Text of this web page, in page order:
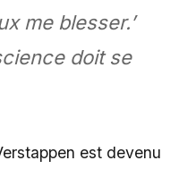
me blesser.’
doit se
est devenu